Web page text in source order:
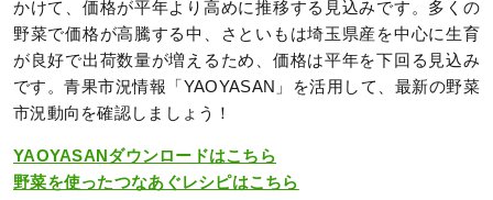
かけて、価格が平年より高めに推移する見込みです。多くの
野菜で価格が高騰する中、さといもは埼玉県産を中心に生育
が良好で出荷数量が増えるため、価格は平年を下回る見込み
です。青果市況情報「YAOYASAN」を活用して、最新の野菜
市況動向を確認しましょう！
YAOYASANダウンロードはこちら
野菜を使ったつなあぐレシピはこちら